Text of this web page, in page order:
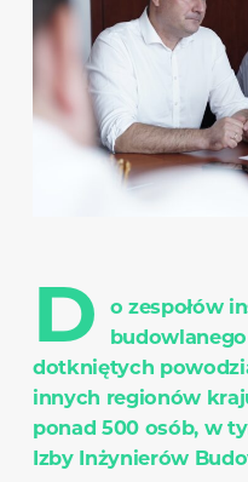
D
o zespołów
dotkniętych
innych regionów
ponad 500 osób, w
Izby Inżynierów